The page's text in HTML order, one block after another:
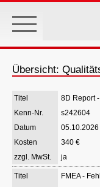
main
Übersicht:
8D Report
s242604
05.10.2026
340 €
ja
FMEA -